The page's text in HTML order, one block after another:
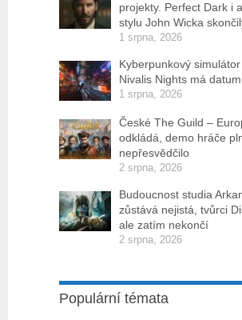
projekty. Perfect Dark i
stylu John Wicka
1 srpna, 2026
Kyberpunkový
Nivalis Nights má
1 srpna, 2026
České The Guild –
odkládá, demo hráče
nepřesvědčilo
2 srpna, 2026
Budoucnost studia
zůstává nejistá, tvůrci
ale zatím nekončí
2 srpna, 2026
Populární témata